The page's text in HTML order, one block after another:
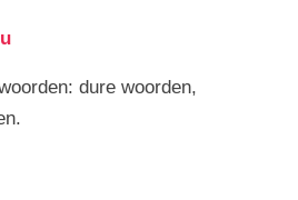
dure woorden,